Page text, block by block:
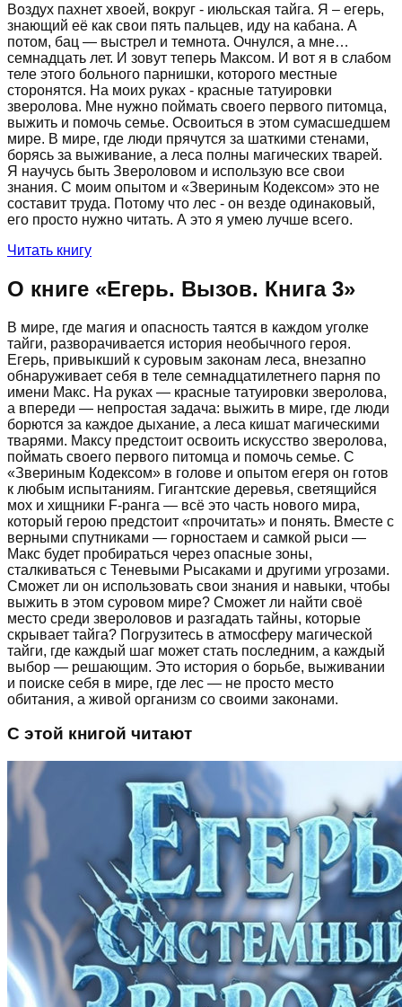
Воздух пахнет хвоей, вокруг - июльская тайга. Я – егерь,
знающий её как свои пять пальцев, иду на кабана. А
потом, бац — выстрел и темнота. Очнулся, а мне…
семнадцать лет. И зовут теперь Максом. И вот я в слабом
теле этого больного парнишки, которого местные
сторонятся. На моих руках - красные татуировки
зверолова. Мне нужно поймать своего первого питомца,
выжить и помочь семье. Освоиться в этом сумасшедшем
мире. В мире, где люди прячутся за шаткими стенами,
борясь за выживание, а леса полны магических тварей.
Я научусь быть Звероловом и использую все свои
знания. С моим опытом и «Звериным Кодексом» это не
составит труда. Потому что лес - он везде одинаковый,
его просто нужно читать. А это я умею лучше всего.
Читать книгу
О книге «Егерь. Вызов. Книга 3»
В мире, где магия и опасность таятся в каждом уголке
тайги, разворачивается история необычного героя.
Егерь, привыкший к суровым законам леса, внезапно
обнаруживает себя в теле семнадцатилетнего парня по
имени Макс. На руках — красные татуировки зверолова,
а впереди — непростая задача: выжить в мире, где люди
борются за каждое дыхание, а леса кишат магическими
тварями. Максу предстоит освоить искусство зверолова,
поймать своего первого питомца и помочь семье. С
«Звериным Кодексом» в голове и опытом егеря он готов
к любым испытаниям. Гигантские деревья, светящийся
мох и хищники F-ранга — всё это часть нового мира,
который герою предстоит «прочитать» и понять. Вместе с
верными спутниками — горностаем и самкой рыси —
Макс будет пробираться через опасные зоны,
сталкиваться с Теневыми Рысаками и другими угрозами.
Сможет ли он использовать свои знания и навыки, чтобы
выжить в этом суровом мире? Сможет ли найти своё
место среди звероловов и разгадать тайны, которые
скрывает тайга? Погрузитесь в атмосферу магической
тайги, где каждый шаг может стать последним, а каждый
выбор — решающим. Это история о борьбе, выживании
и поиске себя в мире, где лес — не просто место
обитания, а живой организм со своими законами.
С этой книгой читают